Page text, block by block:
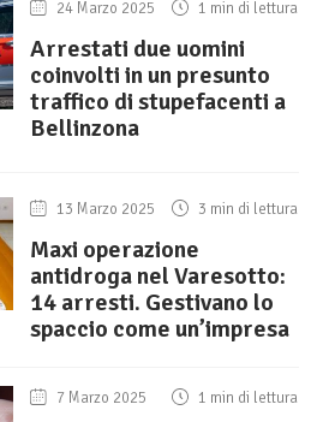
24 Marzo 2025 1 min di lettura
Arrestati due uomini
coinvolti in un presunto
traffico di stupefacenti a
Bellinzona
13 Marzo 2025 3 min di lettura
Maxi operazione
antidroga nel Varesotto:
14 arresti. Gestivano lo
spaccio come un’impresa
7 Marzo 2025 1 min di lettura